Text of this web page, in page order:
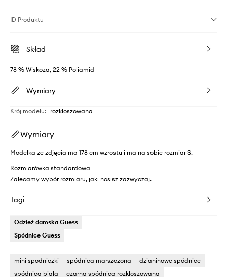
ID Produktu
Skład
78 % Wiskoza, 22 % Poliamid
Wymiary
Krój modelu: rozkloszowana
Wymiary
Modelka ze zdjęcia ma 178 cm wzrostu i ma na sobie rozmiar S.
Rozmiarówka standardowa
Zalecamy wybór rozmiaru, jaki nosisz zazwyczaj.
Tagi
Odzież damska Guess
Spódnice Guess
mini spodniczki spódnica marszczona
dzianinowe spódnice
spódnica biala
czarna spódnica rozkloszowana